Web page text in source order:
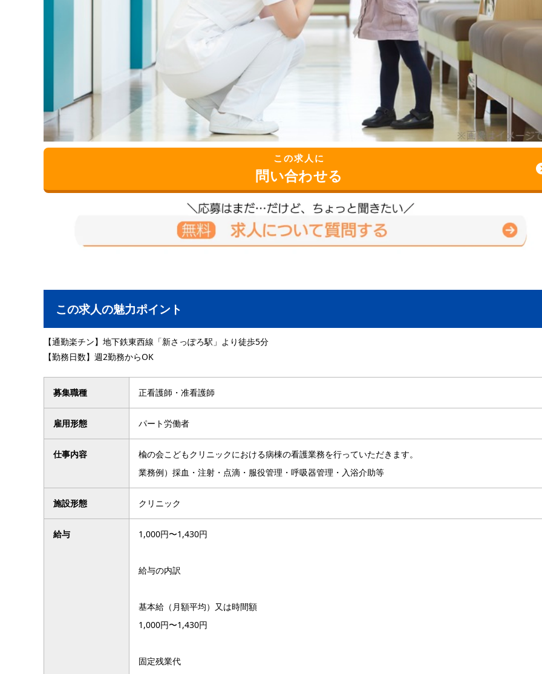
この求人に
問い合わせる
この求人の魅力ポイント
【通勤楽チン】地下鉄東西線「新さっぽろ駅」より徒歩5分
【勤務日数】週2勤務からOK
募集職種 正看護師・准看護師
雇用形態 パート労働者
仕事内容
楡の会こどもクリニックにおける病棟の看護業務を行っていただきます。
業務例）採血・注射・点滴・服役管理・呼吸器管理・入浴介助等
施設形態 クリニック
給与 1,000円〜1,430円
給与の内訳
基本給（月額平均）又は時間額
1,000円〜1,430円
固定残業代